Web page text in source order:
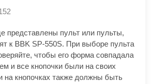
представлены пульт или пульты,
к BBK SP-550S. При выборе пульта
чтобы его форма совпадала
и все кнопочки были на своих
на кнопочках также должны быть